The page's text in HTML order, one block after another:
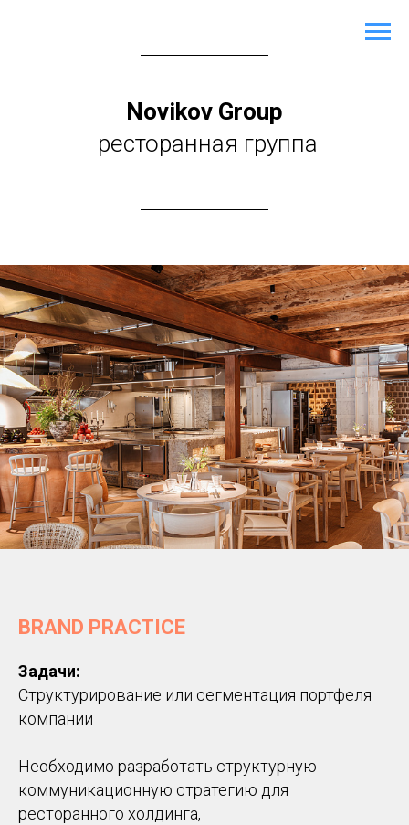
Novikov Group
ресторанная группа
BRAND PRACTICE
Задачи:
Структурирование или сегментация портфеля
компании
Необходимо разработать структурную
коммуникационную стратегию для
ресторанного холдинга,